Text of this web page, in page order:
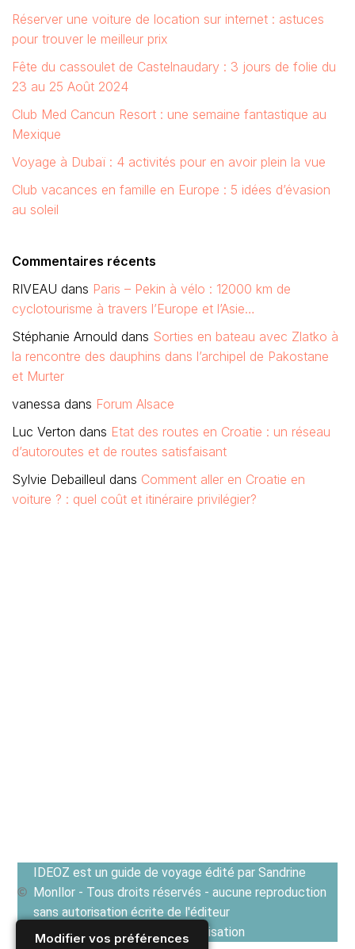
Modifier vos préférences
Réserver une voiture de location sur internet : astuces
pour trouver le meilleur prix
Fête du cassoulet de Castelnaudary : 3 jours de folie du
23 au 25 Août 2024
Club Med Cancun Resort : une semaine fantastique au
Mexique
Voyage à Dubaï : 4 activités pour en avoir plein la vue
Club vacances en famille en Europe : 5 idées d’évasion
au soleil
Commentaires récents
RIVEAU dans Paris – Pekin à vélo : 12000 km de
cyclotourisme à travers l’Europe et l’Asie…
Stéphanie Arnould dans Sorties en bateau avec Zlatko à
la rencontre des dauphins dans l’archipel de Pakostane
et Murter
vanessa dans Forum Alsace
Luc Verton dans Etat des routes en Croatie : un réseau
d’autoroutes et de routes satisfaisant
Sylvie Debailleul dans Comment aller en Croatie en
voiture ? : quel coût et itinéraire privilégier?
IDEOZ est un guide de voyage édité par Sandrine
Monllor - Tous droits réservés - aucune reproduction
sans autorisation écrite de l'éditeur
Voir les Conditions générales d'utilisation